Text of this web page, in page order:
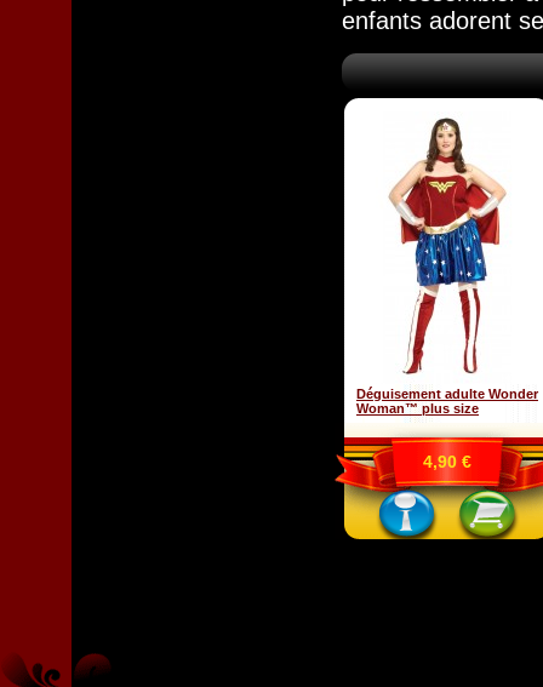
enfants adorent
Déguisement adulte Wonder
Woman™ plus size
4,90 €